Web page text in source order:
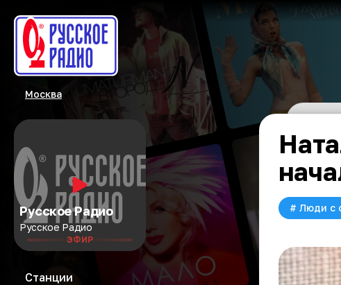
Москва
Русское Радио
Русское Радио
ЭФИР
Станции
# Люди с